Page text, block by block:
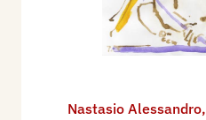
Nastasio Alessandro,